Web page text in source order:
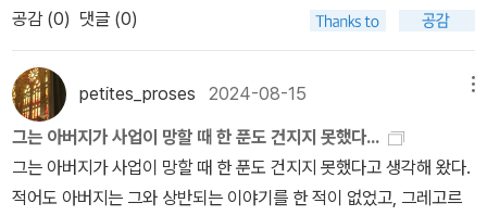
공감 (0) 댓글 (0)
petites_proses 2024-08-15
그는 아버지가 사업이 망할 때 한 푼도 건지지 못했다...
그는 아버지가 사업이 망할 때 한 푼도 건지지 못했다고 생각해 왔다.
적어도 아버지는 그와 상반되는 이야기를 한 적이 없었고, 그레고르